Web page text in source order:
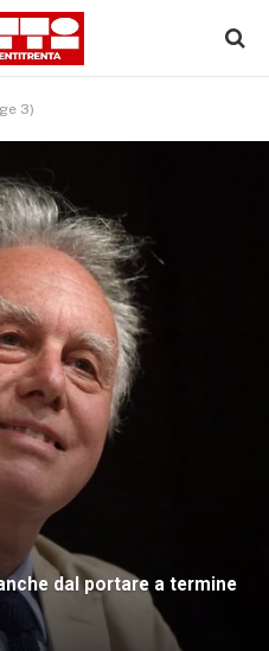
3)
dal portare a termine